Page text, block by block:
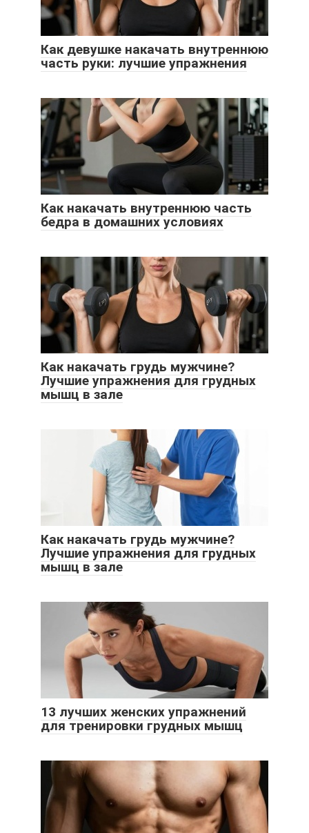
Как девушке накачать внутреннюю
часть руки: лучшие упражнения
Как накачать внутреннюю часть
бедра в домашних условиях
Как накачать грудь мужчине?
Лучшие упражнения для грудных
мышц в зале
Как накачать грудь мужчине?
Лучшие упражнения для грудных
мышц в зале
13 лучших женских упражнений
для тренировки грудных мышц